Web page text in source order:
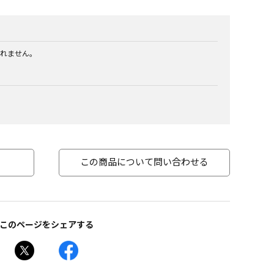
ません。
この商品について問い合わせる
このページをシェアする